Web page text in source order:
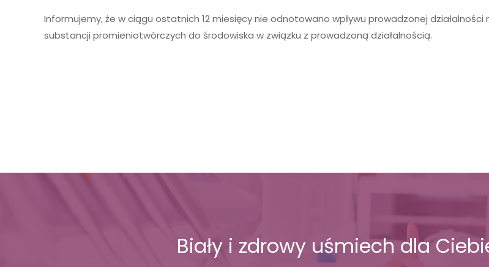
Informujemy, że w ciągu ostatnich 12 miesięcy nie odnotowano wpływu prowadzonej
substancji promieniotwórczych do środowiska w związku z prowadzoną działalnością.
Biały i zdrowy uśmiech dla